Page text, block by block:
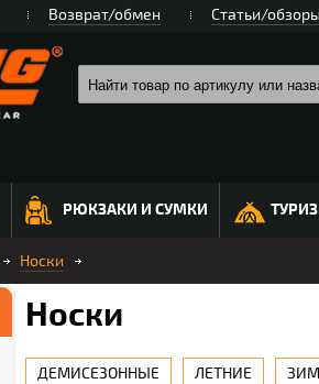
Возврат/обмен Статьи/обзоры
РЮКЗАКИ И СУМКИ
Носки
Носки
ДЕМИСЕЗОННЫЕ ЛЕТНИЕ